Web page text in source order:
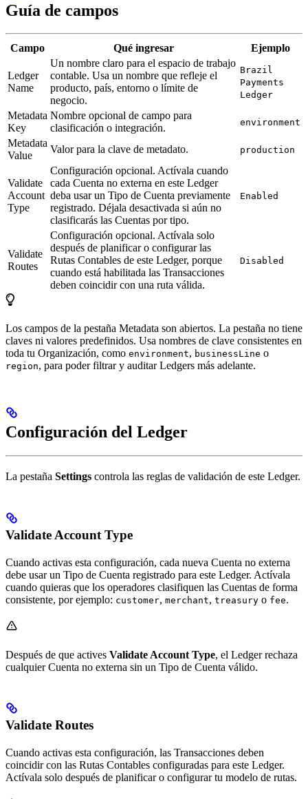
Guía de campos
Campo Qué ingresar Ejemplo
Ledger
Name
Un nombre claro para el espacio de trabajo
contable. Usa un nombre que refleje el
producto, país, entorno o límite de
negocio.
Brazil
Payments
Ledger
Metadata
Key
Nombre opcional de campo para
clasificación o integración.
environment
Metadata
Value
Valor para la clave de metadato. production
Validate
Account
Type
Configuración opcional. Actívala cuando
cada Cuenta no externa en este Ledger
deba usar un Tipo de Cuenta previamente
registrado. Déjala desactivada si aún no
clasificarás las Cuentas por tipo.
Enabled
Validate
Routes
Configuración opcional. Actívala solo
después de planificar o configurar las
Rutas Contables de este Ledger, porque
cuando está habilitada las Transacciones
deben coincidir con una ruta válida.
Disabled
Los campos de la pestaña Metadata son abiertos. La pestaña no tiene
claves ni valores predefinidos. Usa nombres de clave consistentes en
toda tu Organización, como environment, businessLine o
region, para poder filtrar y auditar Ledgers más adelante.
Configuración del Ledger
La pestaña Settings controla las reglas de validación de este Ledger.
Validate Account Type
Cuando activas esta configuración, cada nueva Cuenta no externa
debe usar un Tipo de Cuenta registrado para este Ledger. Actívala
cuando quieras que los operadores clasifiquen las Cuentas de forma
consistente, por ejemplo: customer, merchant, treasury o fee.
Después de que actives Validate Account Type, el Ledger rechaza
cualquier Cuenta no externa sin un Tipo de Cuenta válido.
Validate Routes
Cuando activas esta configuración, las Transacciones deben
coincidir con las Rutas Contables configuradas para este Ledger.
Actívala solo después de planificar o configurar tu modelo de rutas.